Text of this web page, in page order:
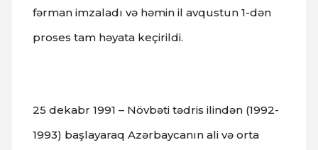
fərman imzaladı və həmin il avqustun 1-dən
proses tam həyata keçirildi.
25 dekabr 1991 – Növbəti tədris ilindən (1992-
1993) başlayaraq Azərbaycanın ali və orta